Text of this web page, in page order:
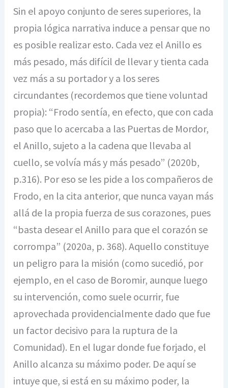
Sin el apoyo conjunto de seres superiores, la
propia lógica narrativa induce a pensar que no
es posible realizar esto. Cada vez el Anillo es
más pesado, más difícil de llevar y tienta cada
vez más a su portador y a los seres
circundantes (recordemos que tiene voluntad
propia): “Frodo sentía, en efecto, que con cada
paso que lo acercaba a las Puertas de Mordor,
el Anillo, sujeto a la cadena que llevaba al
cuello, se volvía más y más pesado” (2020b,
p.316). Por eso se les pide a los compañeros de
Frodo, en la cita anterior, que nunca vayan más
allá de la propia fuerza de sus corazones, pues
“basta desear el Anillo para que el corazón se
corrompa” (2020a, p. 368). Aquello constituye
un peligro para la misión (como sucedió, por
ejemplo, en el caso de Boromir, aunque luego
su intervención, como suele ocurrir, fue
aprovechada providencialmente dado que fue
un factor decisivo para la ruptura de la
Comunidad). En el lugar donde fue forjado, el
Anillo alcanza su máximo poder. De aquí se
intuye que, si está en su máximo poder, la